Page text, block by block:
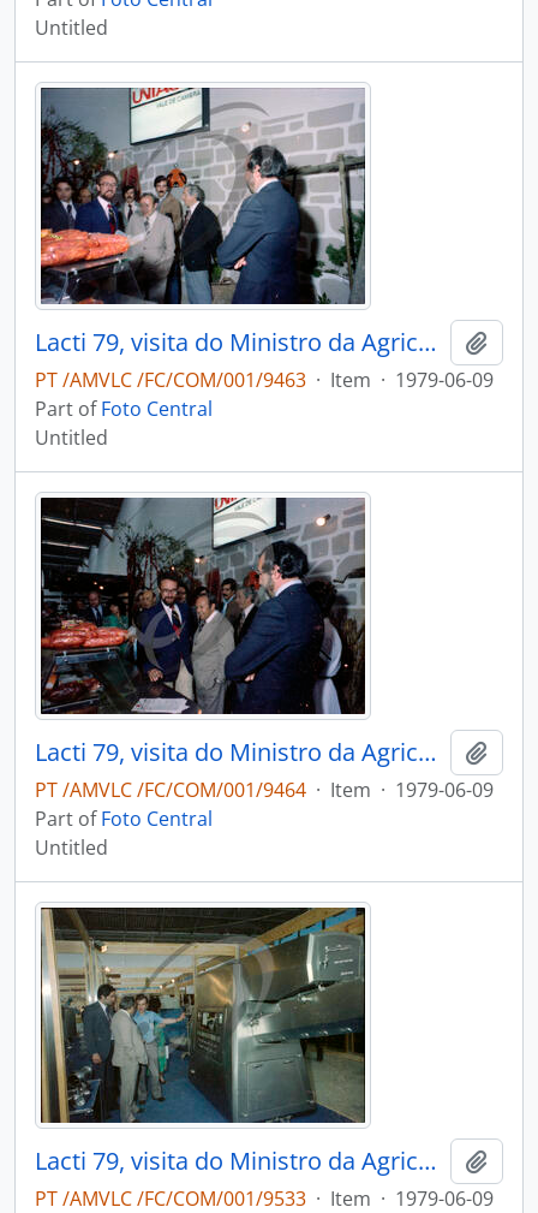
Untitled
Lacti 79, visita do Ministro da Agricultura e Pescas e do Consulado dos Estados Unidos da América
PT /AMVLC /FC/COM/001/9463 · Item · 1979-06-09
Part ofFoto Central
Untitled
Lacti 79, visita do Ministro da Agricultura e Pescas e do Consulado dos Estados Unidos da América
PT /AMVLC /FC/COM/001/9464 · Item · 1979-06-09
Part ofFoto Central
Untitled
Lacti 79, visita do Ministro da Agricultura e Pescas e do Consulado dos Estados Unidos da América
PT /AMVLC /FC/COM/001/9533 · Item · 1979-06-09